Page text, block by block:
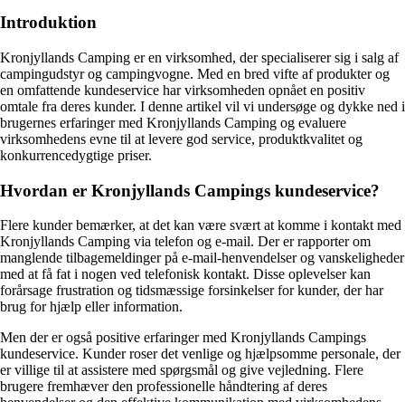
Introduktion
Kronjyllands Camping er en virksomhed, der specialiserer sig i salg af
campingudstyr og campingvogne. Med en bred vifte af produkter og
en omfattende kundeservice har virksomheden opnået en positiv
omtale fra deres kunder. I denne artikel vil vi undersøge og dykke ned i
brugernes erfaringer med Kronjyllands Camping og evaluere
virksomhedens evne til at levere god service, produktkvalitet og
konkurrencedygtige priser.
Hvordan er Kronjyllands Campings kundeservice?
Flere kunder bemærker, at det kan være svært at komme i kontakt med
Kronjyllands Camping via telefon og e-mail. Der er rapporter om
manglende tilbagemeldinger på e-mail-henvendelser og vanskeligheder
med at få fat i nogen ved telefonisk kontakt. Disse oplevelser kan
forårsage frustration og tidsmæssige forsinkelser for kunder, der har
brug for hjælp eller information.
Men der er også positive erfaringer med Kronjyllands Campings
kundeservice. Kunder roser det venlige og hjælpsomme personale, der
er villige til at assistere med spørgsmål og give vejledning. Flere
brugere fremhæver den professionelle håndtering af deres